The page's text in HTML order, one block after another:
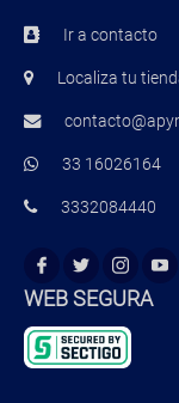
Ir a contacto
Localiza tu
33 16026164
3332084440
WEB SEGURA